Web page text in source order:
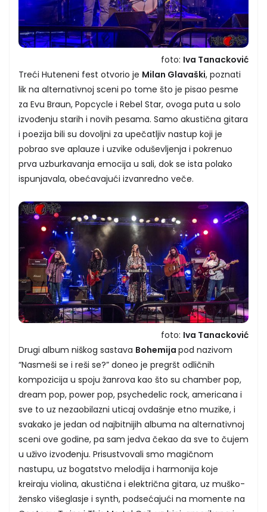
foto: Iva Tanacković
Treći Huteneni fest otvorio je Milan Glavaški, poznati
lik na alternativnoj sceni po tome što je pisao pesme
za Evu Braun, Popcycle i Rebel Star, ovoga puta u solo
izvođenju starih i novih pesama. Samo akustična gitara
i poezija bili su dovoljni za upečatljiv nastup koji je
pobrao sve aplauze i uzvike oduševljenja i pokrenuo
prva uzburkavanja emocija u sali, dok se ista polako
ispunjavala, obećavajući izvanredno veče.
foto: Iva Tanacković
Drugi album niškog sastava Bohemija pod nazivom
“Nasmeši se i reši se?” doneo je pregršt odličnih
kompozicija u spoju žanrova kao što su chamber pop,
dream pop, power pop, psychedelic rock, americana i
sve to uz nezaobilazni uticaj ovdašnje etno muzike, i
svakako je jedan od najbitnijih albuma na alternativnoj
sceni ove godine, pa sam jedva čekao da sve to čujem
u uživo izvođenju. Prisustvovali smo magičnom
nastupu, uz bogatstvo melodija i harmonija koje
kreiraju violina, akustična i električna gitara, uz muško-
žensko višeglasje i synth, podsećajući na momente na